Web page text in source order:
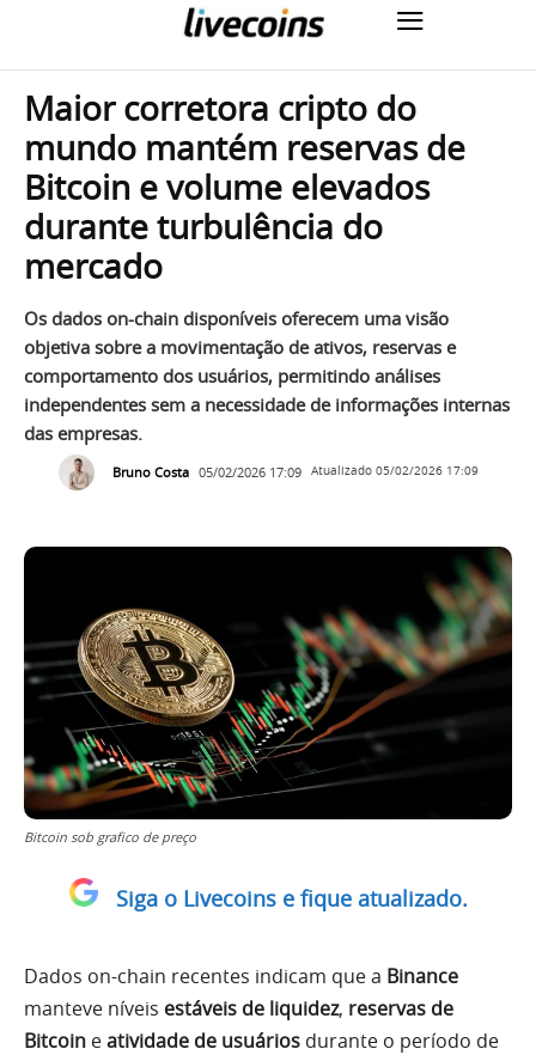
Maior corretora cripto do
mundo mantém reservas de
Bitcoin e volume elevados
durante turbulência do
mercado
Os dados on-chain disponíveis oferecem uma visão
objetiva sobre a movimentação de ativos, reservas e
comportamento dos usuários, permitindo análises
independentes sem a necessidade de informações internas
das empresas.
Bruno Costa 05/02/2026 17:09 Atualizado 05/02/2026 17:09
Bitcoin sob grafico de preço
Siga o Livecoins e fique atualizado.
Dados on-chain recentes indicam que a Binance
manteve níveis estáveis de liquidez, reservas de
Bitcoin eatividade de usuários durante o período de